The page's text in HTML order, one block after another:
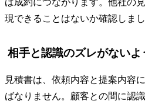
ば成約につながります。他社の
現できることはないか確認しまし
相手と認識のズレがない
見積書は、依頼内容と提案内容
ばなりません。顧客との間に認